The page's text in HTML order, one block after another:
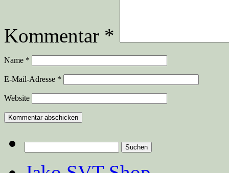
Kommentar *
Name *
E-Mail-Adresse *
Website
nach: